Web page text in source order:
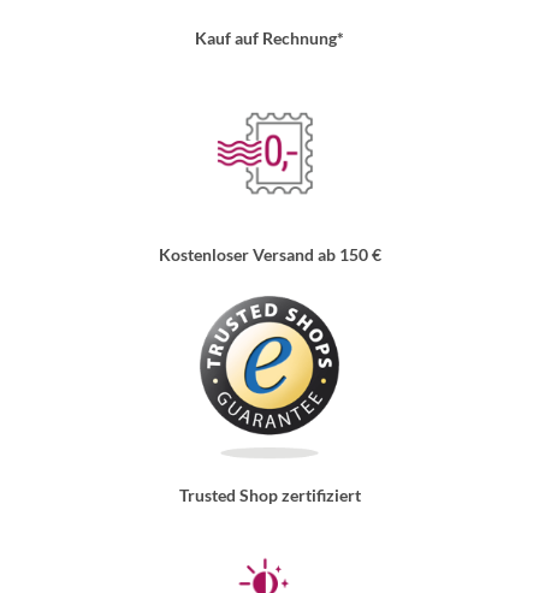
Kauf auf Rechnung*
Kostenloser Versand ab 150 €
Trusted Shop zertifiziert